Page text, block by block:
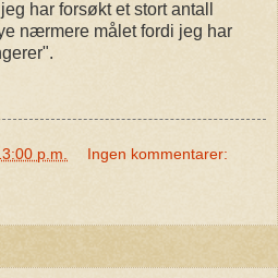
har forsøkt et stort antall
nærmere målet fordi jeg har
p.m. Ingen kommentarer: